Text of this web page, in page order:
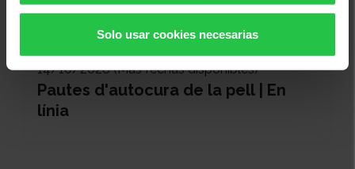
Solo usar cookies necesarias
14/10/2026 (Más fechas disponibles)
Pautes d'autocura de la pell | En
línia